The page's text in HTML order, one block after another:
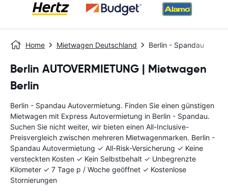
Home Mietwagen Deutschland Berlin - Spandau
Berlin AUTOVERMIETUNG | Mietwagen
Berlin
Berlin - Spandau Autovermietung. Finden Sie einen günstigen
Mietwagen mit Express Autovermietung in Berlin - Spandau.
Suchen Sie nicht weiter, wir bieten einen All-Inclusive-
Preisvergleich zwischen mehreren Mietwagenmarken. Berlin -
Spandau Autovermietung ✓ All-Risk-Versicherung ✓ Keine
versteckten Kosten ✓ Kein Selbstbehalt ✓ Unbegrenzte
Kilometer ✓ 7 Tage p / Woche geöffnet ✓ Kostenlose
Stornierungen